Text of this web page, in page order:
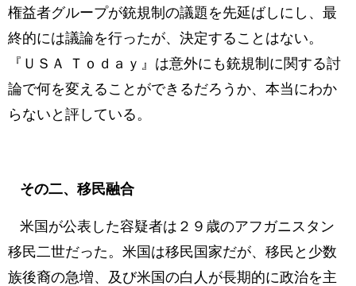
権益者グループが銃規制の議題を先延ばしにし、最
終的には議論を行ったが、決定することはない。
『ＵＳＡ Ｔｏｄａｙ』は意外にも銃規制に関する討
論で何を変えることができるだろうか、本当にわか
らないと評している。
その二、移民融合
米国が公表した容疑者は２９歳のアフガニスタン
移民二世だった。米国は移民国家だが、移民と少数
族後裔の急増、及び米国の白人が長期的に政治を主